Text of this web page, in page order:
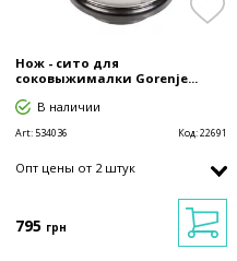
Нож - сито для
соковыжималки Gorenje...
В наличии
Art:534036 Код:22691
Опт цены от 2 штук
795 грн